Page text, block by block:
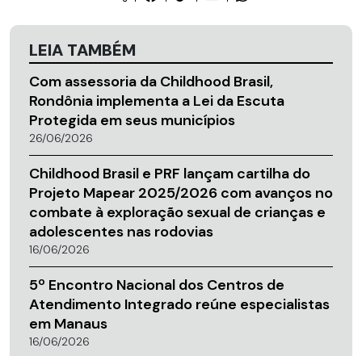
LEIA TAMBÉM
Com assessoria da Childhood Brasil,
Rondônia implementa a Lei da Escuta
Protegida em seus municípios
26/06/2026
Childhood Brasil e PRF lançam cartilha do
Projeto Mapear 2025/2026 com avanços no
combate à exploração sexual de crianças e
adolescentes nas rodovias
16/06/2026
5º Encontro Nacional dos Centros de
Atendimento Integrado reúne especialistas
em Manaus
16/06/2026